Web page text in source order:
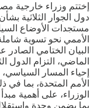
إختتم وزراء خارجية
دول الجوار الثلاثية
مستجدات الأوضاع
الأممي نحو تسوية
البيان الختامي
الماضي، التزام الدول
إحياء المسار
الأمم المتحدة، بما
الوزراء، على أهمية
بما يضمن وحدة